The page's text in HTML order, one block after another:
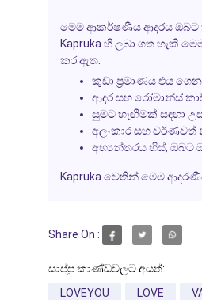
මෙම ආකර්ෂණීය ආදරය ඔබට
Kapruka හි ලබා ගත හැකි
කර ඇත.
කුඩා ප්‍රමාණය එය
ආදර සහ රෝමාන්ස්
සුමට හැඟීමක් සඳහා
අලංකාර සහ වර්ණවත්
අභ්‍යන්තරය හිස්, ඔබට
Kapruka වෙතින් මෙම
Share On :
සාප්පු කාණ්ඩවලට අයත්:
LOVEYOU
LOVE